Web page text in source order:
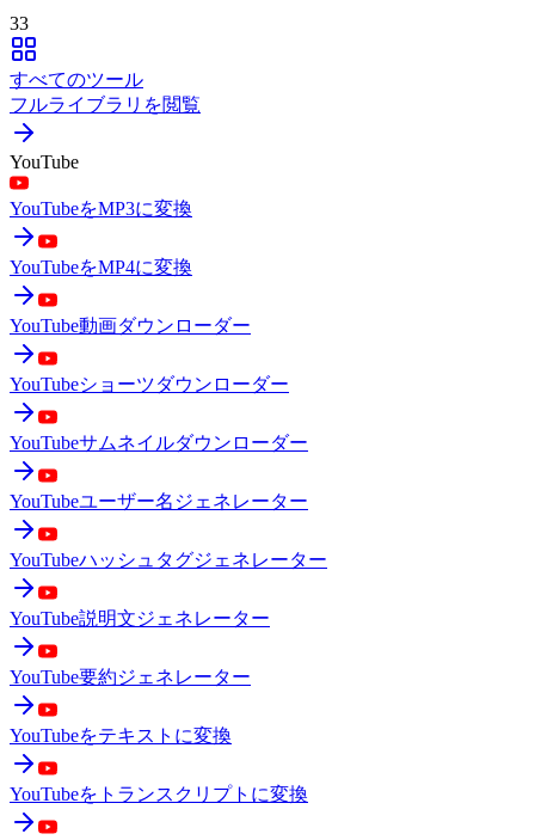
33
すべてのツール
フルライブラリを閲覧
YouTube
YouTubeをMP3に変換
YouTubeをMP4に変換
YouTube動画ダウンローダー
YouTubeショーツダウンローダー
YouTubeサムネイルダウンローダー
YouTubeユーザー名ジェネレーター
YouTubeハッシュタグジェネレーター
YouTube説明文ジェネレーター
YouTube要約ジェネレーター
YouTubeをテキストに変換
YouTubeをトランスクリプトに変換